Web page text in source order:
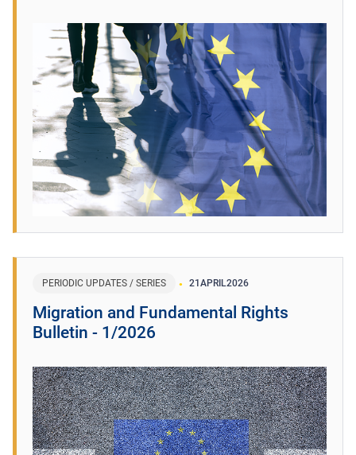
PERIODIC UPDATES / SERIES 21APRIL2026
Migration and Fundamental Rights
Bulletin - 1/2026